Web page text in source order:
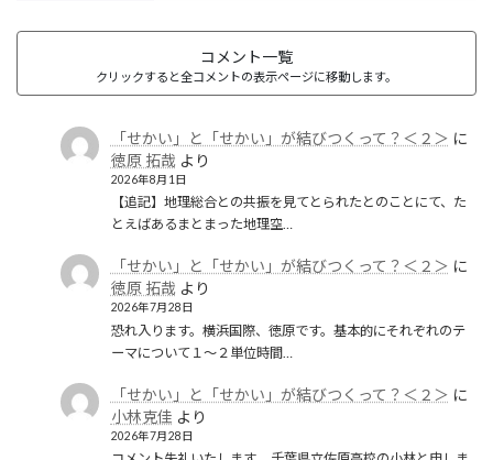
コメント一覧
クリックすると全コメントの表示ページに移動します。
「せかい」と「せかい」が結びつくって？＜２＞ に
徳原 拓哉 より
2026年8月1日
【追記】地理総合との共振を見てとられたとのことにて、た
とえばあるまとまった地理空…
「せかい」と「せかい」が結びつくって？＜２＞ に
徳原 拓哉 より
2026年7月28日
恐れ入ります。横浜国際、徳原です。基本的にそれぞれのテ
ーマについて１〜２単位時間…
「せかい」と「せかい」が結びつくって？＜２＞ に
小林克佳 より
2026年7月28日